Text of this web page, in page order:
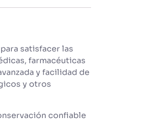
satisfacer las
farmacéuticas
y facilidad de
y otros
confiable